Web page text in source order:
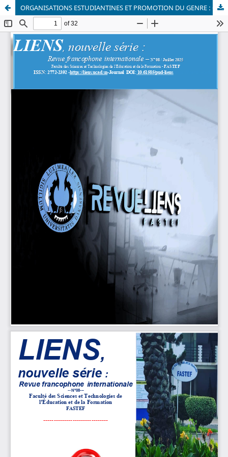
ORGANISATIONS ESTUDIANTINES ET PROMOTION DU GENRE : CAS DU CLUB GENRE DE L’UNIVERSITÉ ALASSANE OUATTARA (UAO)